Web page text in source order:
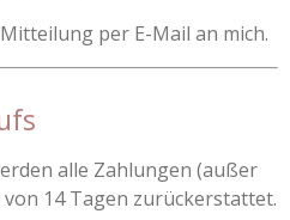
per E-Mail an mich.
alle Zahlungen (außer
14 Tagen zurückerstattet.